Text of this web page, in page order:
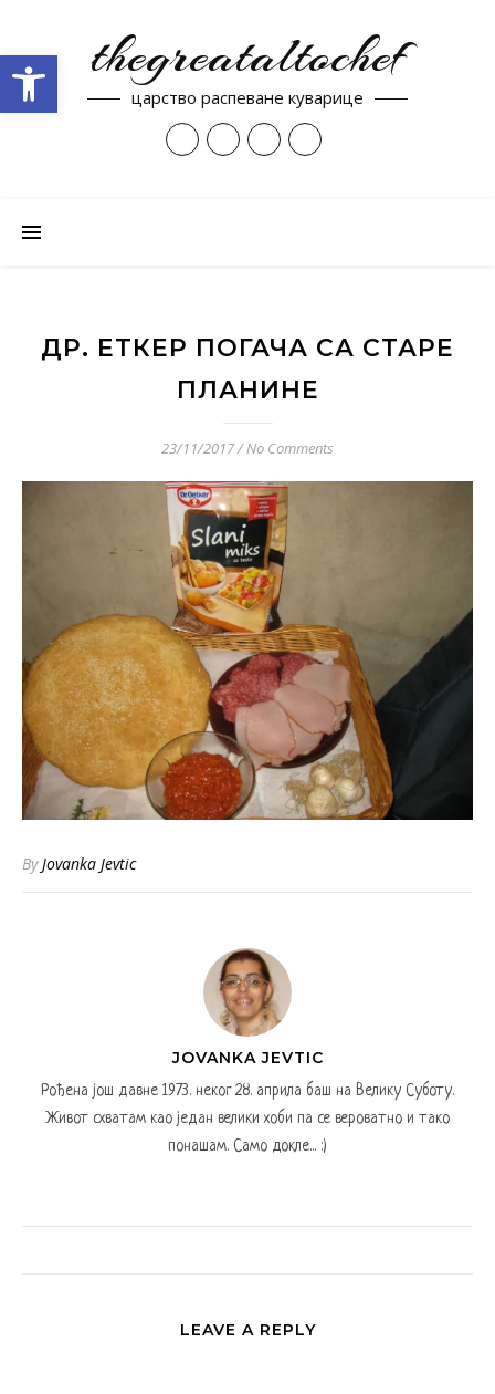
thegreataltochef
царство распеване куварице
ДР. ЕТКЕР ПОГАЧА СА СТАРЕ
ПЛАНИНЕ
23/11/2017/No Comments
ByJovanka Jevtic
JOVANKA JEVTIC
Рођена још давне 1973. неког 28. априла баш на Велику Суботу.
Живот схватам као један велики хоби па се вероватно и тако
понашам. Само докле... :)
LEAVE A REPLY
Open toolbar